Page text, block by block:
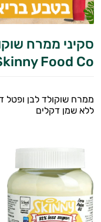
סקיני ממרח
Food Co
ממרח שוקולד לבן ופטל
ללא שמן דקלים